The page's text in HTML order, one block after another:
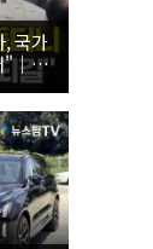
국가
"｜